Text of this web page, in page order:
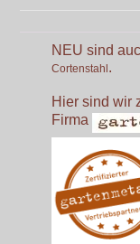
NEU sind
Cortenstahl.
Hier sind wir
Firma